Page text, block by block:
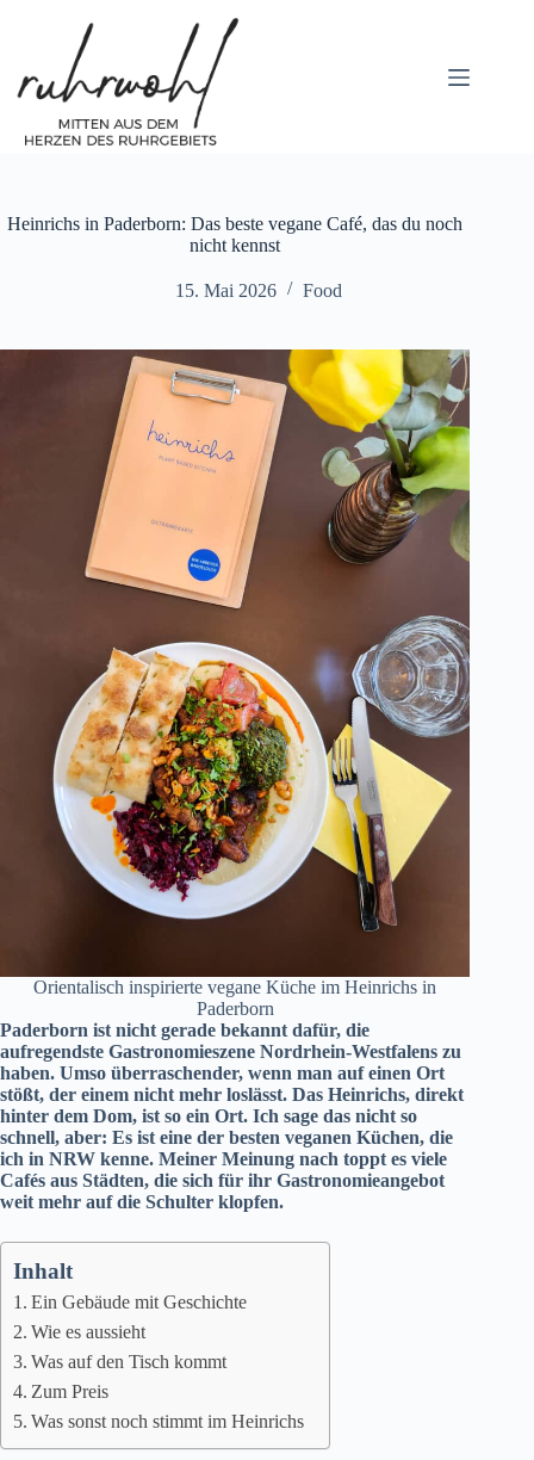
Heinrichs in Paderborn: Das beste vegane Café, das du noch
nicht kennst
15. Mai 2026 Food
Orientalisch inspirierte vegane Küche im Heinrichs in
Paderborn
Paderborn ist nicht gerade bekannt dafür, die
aufregendste Gastronomieszene Nordrhein-Westfalens zu
haben. Umso überraschender, wenn man auf einen Ort
stößt, der einem nicht mehr loslässt. Das Heinrichs, direkt
hinter dem Dom, ist so ein Ort. Ich sage das nicht so
schnell, aber: Es ist eine der besten veganen Küchen, die
ich in NRW kenne. Meiner Meinung nach toppt es viele
Cafés aus Städten, die sich für ihr Gastronomieangebot
weit mehr auf die Schulter klopfen.
Inhalt
Ein Gebäude mit Geschichte
Wie es aussieht
Was auf den Tisch kommt
Zum Preis
Was sonst noch stimmt im Heinrichs